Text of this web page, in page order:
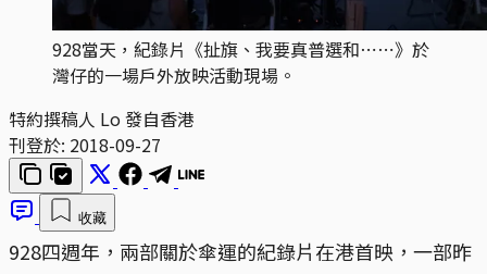
928當天，紀錄片《扯旗、我要真普選和⋯⋯》於
灣仔的一場戶外放映活動現場。
特約撰稿人 Lo 發自香港
刊登於: 2018-09-27
收藏
928四週年，兩部關於傘運的紀錄片在港首映，一部昨